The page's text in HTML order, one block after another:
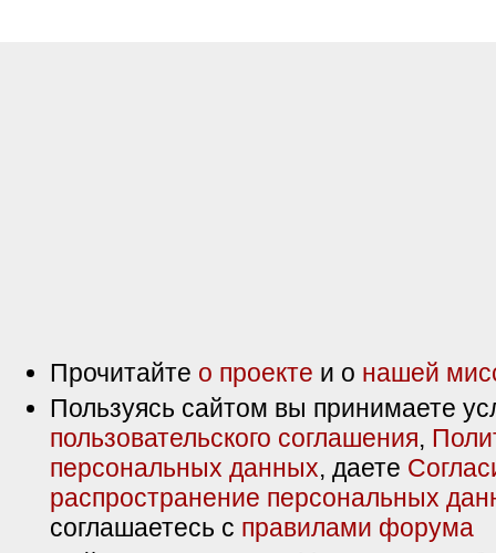
Прочитайте о проекте и о нашей
Пользуясь сайтом вы принимаете
пользовательского соглашения,
персональных данных, даете
распространение персональных
соглашаетесь с правилами форума